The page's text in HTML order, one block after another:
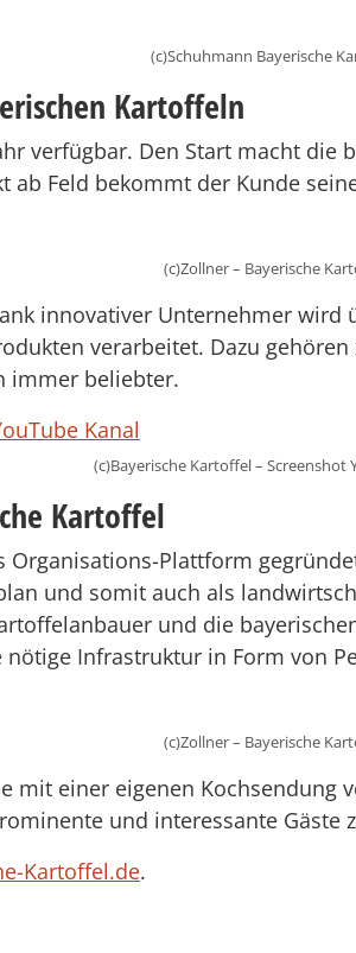
(c)Schuhmann Bayerische
Kartoffeln
verfügbar. Den Start macht
ab Feld bekommt der Kunde
(c)Zollner – Bayerische
innovativer Unternehmer wird
verarbeitet. Dazu
immer beliebter.
(c)Bayerische Kartoffel – Screenshot
Kartoffel
Organisations-Plattform
und somit auch als
und die
Infrastruktur in Form von
(c)Zollner – Bayerische
mit einer eigenen Kochsendung
und interessante Gäste
Kartoffel.de.